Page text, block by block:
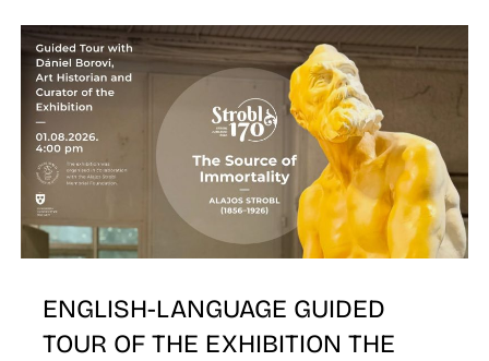
ENGLISH-LANGUAGE GUIDED
TOUR OF THE EXHIBITION THE